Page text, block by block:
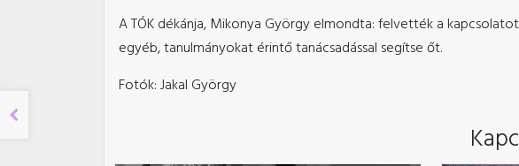
A TÓK dékánja, Mikonya György elmondta: felvették a
egyéb, tanulmányokat érintő tanácsadással segítse őt.
Fotók: Jakal György